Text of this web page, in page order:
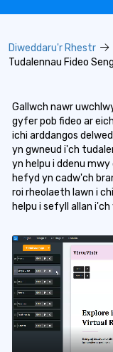
Diweddaru'r Rhestr
Tudalennau Fideo Sengl
Gallwch nawr
gyfer pob fideo ar
ichi arddangos
yn gwneud i'ch
yn helpu i ddenu
hefyd yn cadw'ch
roi rheolaeth lawn i
helpu i sefyll allan